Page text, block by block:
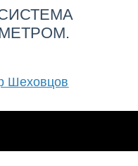
Шеховцов